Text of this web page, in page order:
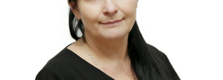
Услуги